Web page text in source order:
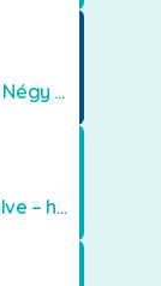
40 éves a Názáret Ház – Négy évtized szeretetben és gondoskodásban
A hőségriadóra felkészülve – hűsítő fejlesztések a Szent Lajos Otthonban